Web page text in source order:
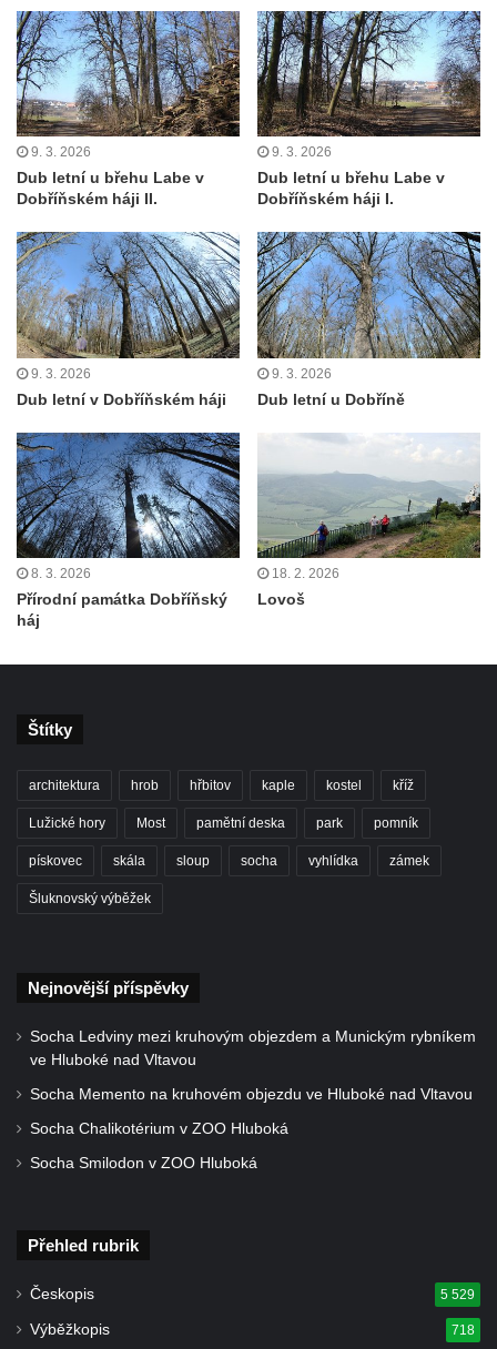
9. 3. 2026
Dub letní u břehu Labe v
Dobříňském háji II.
9. 3. 2026
Dub letní u břehu Labe v
Dobříňském háji I.
9. 3. 2026
Dub letní v Dobříňském háji
9. 3. 2026
Dub letní u Dobříně
8. 3. 2026
Přírodní památka Dobříňský
háj
18. 2. 2026
Lovoš
Štítky
architektura hrob hřbitov kaple kostel kříž
Lužické hory Most pamětní deska park pomník
pískovec skála sloup socha vyhlídka zámek
Šluknovský výběžek
Nejnovější příspěvky
Socha Ledviny mezi kruhovým objezdem a Munickým rybníkem
ve Hluboké nad Vltavou
Socha Memento na kruhovém objezdu ve Hluboké nad Vltavou
Socha Chalikotérium v ZOO Hluboká
Socha Smilodon v ZOO Hluboká
Přehled rubrik
Českopis 5 529
Výběžkopis 718